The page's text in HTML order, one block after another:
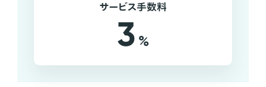
サービス手数料
3 %